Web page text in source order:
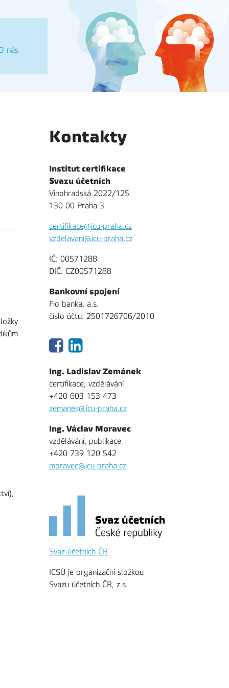
nás
Kontakty
Institut certifikace
Svazu účetních
Vinohradská 2022/125
130 00 Praha 3
certifikace@icu-praha.cz
vzdelavani@icu-praha.cz
IČ: 00571288
DIČ: CZ00571288
Bankovní spojení
Fio banka, a.s.
číslo účtu: 2501726706/2010
Ing. Ladislav Zemánek
certifikace, vzdělávání
+420 603 153 473
zemanek@icu-praha.cz
Ing. Václav Moravec
vzdělávání, publikace
+420 739 120 542
moravec@icu-praha.cz
Svaz účetních ČR
ICSÚ je organizační složkou
Svazu účetních ČR, z.s.